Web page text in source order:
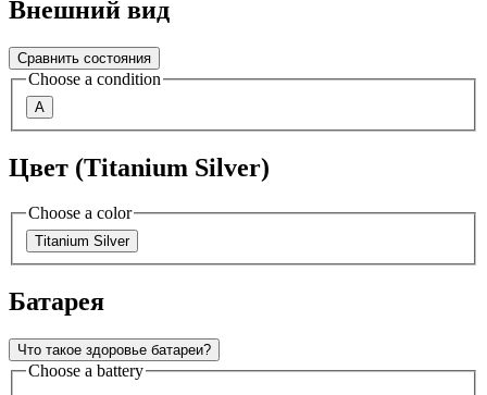
Внешний вид
Сравнить состояния
Choose a condition
A
Цвет (Titanium Silver)
Choose a color
Titanium Silver
Батарея
Что такое здоровье батареи?
Choose a battery